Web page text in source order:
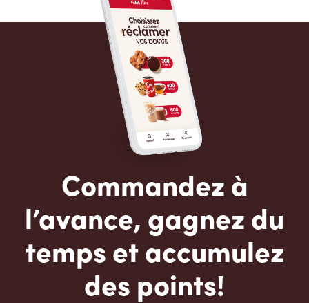
Commandez à
l’avance, gagnez du
temps et accumulez
des points!